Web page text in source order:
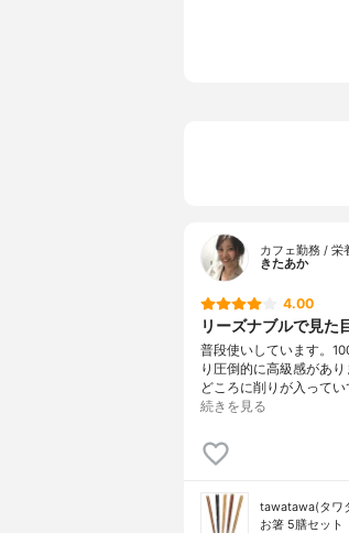
カフェ勤務 / 栄
きたあか
4.00
リーズナブルで見た
普段使いしています。
り圧倒的に高級感があ
どころに削りが入って
続きを見る
tawatawa(タワ
お箸 5膳セット